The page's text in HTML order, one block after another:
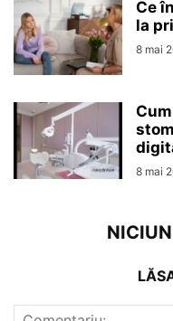
Ce
la
8 mai
8 mai